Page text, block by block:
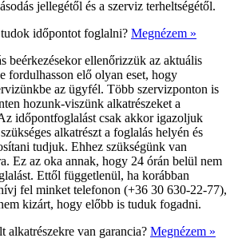
jellegétől és a szerviz terheltségétől.
időpontot foglalni? Megnézem »
beérkezésekor ellenőrizzük az aktuális
fordulhasson elő olyan eset, hogy
az ügyfél. Több szervizponton is
hozunk-viszünk alkatrészeket a
időpontfoglalást csak akkor igazoljuk
alkatrészt a foglalás helyén és
tudjuk. Ehhez szükségünk van
Ez az oka annak, hogy 24 órán belül nem
Ettől függetlenül, ha korábban
fel minket telefonon (+36 30 630-22-77),
kizárt, hogy előbb is tuduk fogadni.
alkatrészekre van garancia? Megnézem »